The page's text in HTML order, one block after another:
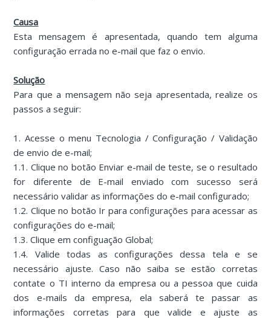
Causa
Esta mensagem é apresentada, quando tem alguma
configuração errada no e-mail que faz o envio.
Solução
Para que a mensagem não seja apresentada, realize os
passos a seguir:
1. Acesse o menu Tecnologia / Configuração / Validação
de envio de e-mail;
1.1. Clique no botão Enviar e-mail de teste, se o resultado
for diferente de E-mail enviado com sucesso será
necessário validar as informações do e-mail configurado;
1.2. Clique no botão Ir para configurações para acessar as
configurações do e-mail;
1.3. Clique em configuação Global;
1.4. Valide todas as configurações dessa tela e se
necessário ajuste. Caso não saiba se estão corretas
contate o TI interno da empresa ou a pessoa que cuida
dos e-mails da empresa, ela saberá te passar as
informações corretas para que valide e ajuste as